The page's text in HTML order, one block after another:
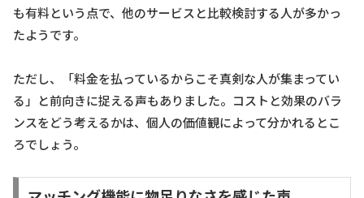
も有料という点で、他のサービスと比較検討する人が多かっ
たようです。
ただし、「料金を払っているからこそ真剣な人が集まってい
る」と前向きに捉える声もありました。コストと効果のバラ
ンスをどう考えるかは、個人の価値観によって分かれるとこ
ろでしょう。